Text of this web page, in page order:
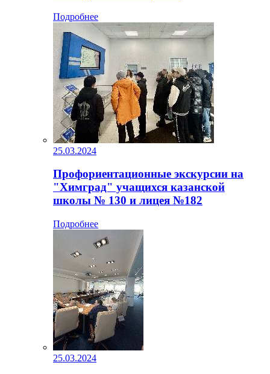
Подробнее
25.03.2024
Профориентационные экскурсии на
"Химград" учащихся казанской
школы № 130 и лицея №182
Подробнее
25.03.2024